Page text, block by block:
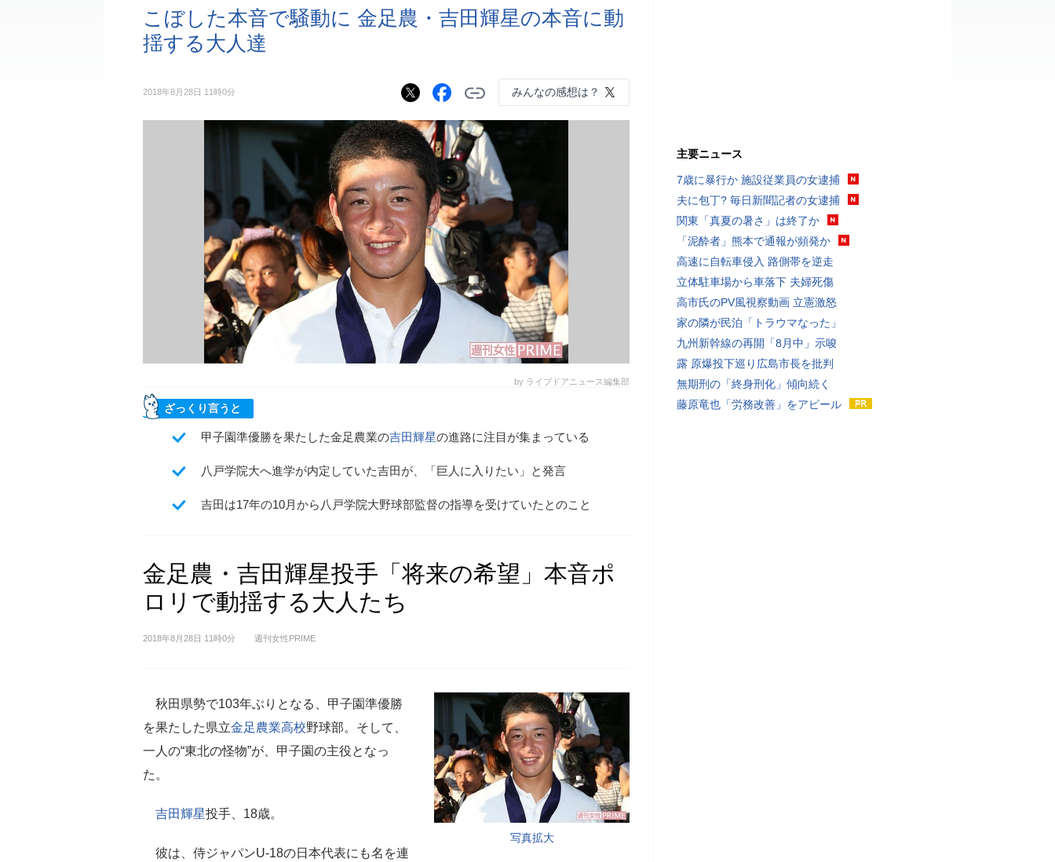
こぼした本音で騒動に 金足農・吉田輝星の本音に動
揺する大人達
2018年8月28日 11時0分 みんなの感想は？
by ライブドアニュース編集部
ざっくり言うと
甲子園準優勝を果たした金足農業の吉田輝星の進路に注目が集まっている
八戸学院大へ進学が内定していた吉田が、「巨人に入りたい」と発言
吉田は17年の10月から八戸学院大野球部監督の指導を受けていたとのこと
金足農・吉田輝星投手「将来の希望」本音ポ
ロリで動揺する大人たち
2018年8月28日 11時0分 週刊女性PRIME
写真拡大
秋田県勢で103年ぶりとなる、甲子園準優勝
を果たした県立金足農業高校野球部。そして、
一人の“東北の怪物”が、甲子園の主役となっ
た。
吉田輝星投手、18歳。
彼は、侍ジャパンU-18の日本代表にも名を連
主要ニュース
7歳に暴行か 施設従業員の女逮捕
夫に包丁? 毎日新聞記者の女逮捕
関東「真夏の暑さ」は終了か
「泥酔者」熊本で通報が頻発か
高速に自転車侵入 路側帯を逆走
立体駐車場から車落下 夫婦死傷
高市氏のPV風視察動画 立憲激怒
家の隣が民泊「トラウマなった」
九州新幹線の再開「8月中」示唆
露 原爆投下巡り広島市長を批判
無期刑の「終身刑化」傾向続く
藤原竜也「労務改善」をアピール